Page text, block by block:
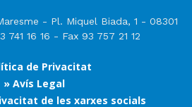
- Pl. Miquel Biada, 1 - 08301
741 16 16 - Fax 93 757 21 12
de Privacitat
» Avís Legal
de les xarxes socials